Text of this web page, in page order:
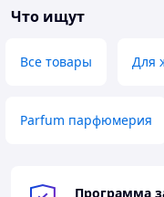
Что ищут
Все товары Для
Parfum парфюмерия
Программа